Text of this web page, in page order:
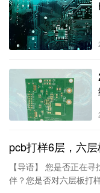
pcb打样6层，六
【导语】 您是否正在
伴？您是否对六层板打